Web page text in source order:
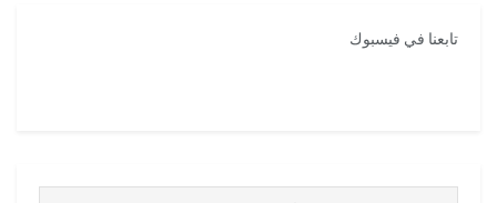
تابعنا في فيسبوك